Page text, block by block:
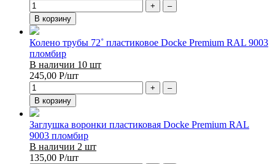
+
–
В корзину
Колено трубы 72˚ пластиковое Docke Premium RAL 9003
пломбир
В наличии 10 шт
245,00 Р/шт
+
–
В корзину
Заглушка воронки пластиковая Docke Premium RAL
9003 пломбир
В наличии 2 шт
135,00 Р/шт